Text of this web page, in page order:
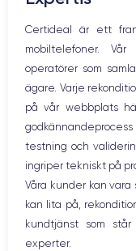
Apple A12 Bionic
Nom GPU
GPU 4 cœurs
12 MP
Résolution vidéo
4K - 3840x2160px
Batterie
Hem-knappen
Bluetooth
WiFi
Nätverk
Vibration
Prise USB
Certideal är ett
mobiltelefoner.
operatörer som
ägare. Varje
på vår webbplats
testning och
ingriper tekniskt på
Våra kunder kan
kan lita på,
kundtjänst som
experter.